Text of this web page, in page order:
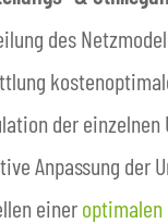
des
der
Anpassung der
einer